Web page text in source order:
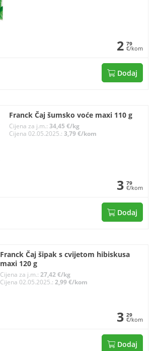
2 79
€/kom
Dodaj
Franck Čaj šumsko voće maxi 110 g
Cijena za j.m.: 34,45 €/kg
Cijena 02.05.2025.: 3,79 €/kom
3 79
€/kom
Dodaj
Franck Čaj šipak s cvijetom hibiskusa
maxi 120 g
Cijena za j.m.: 27,42 €/kg
Cijena 02.05.2025.: 2,99 €/kom
3 29
€/kom
Dodaj